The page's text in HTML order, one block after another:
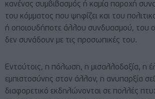
κανένας συμβιβασμός ή καμία παροχή
του κόμματος που ψηφίζει και του
ή οποιουδήποτε άλλου συνδυασμού, του
δεν συνάδουν με τις προσωπικές του.
Εντούτοις, η πόλωση, η μισαλλοδοξία, η
εμπιστοσύνης στον άλλον, η ανυπαρξία
διαφορετικό εκδηλώνονται σε πολλές